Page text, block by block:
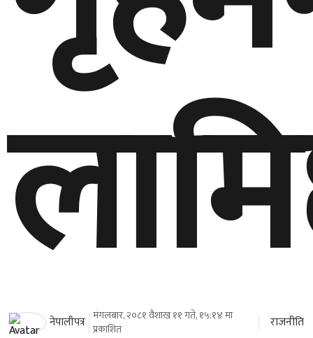
नेपालीपत्र मंगलबार, २०८१ वैशाख ११ गते, १५:१४ मा
प्रकाशित
राजनीति